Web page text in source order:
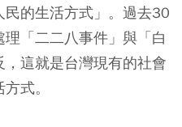
的生活方式」。過去30
「二二八事件」與「白
這就是台灣現有的社會
式。